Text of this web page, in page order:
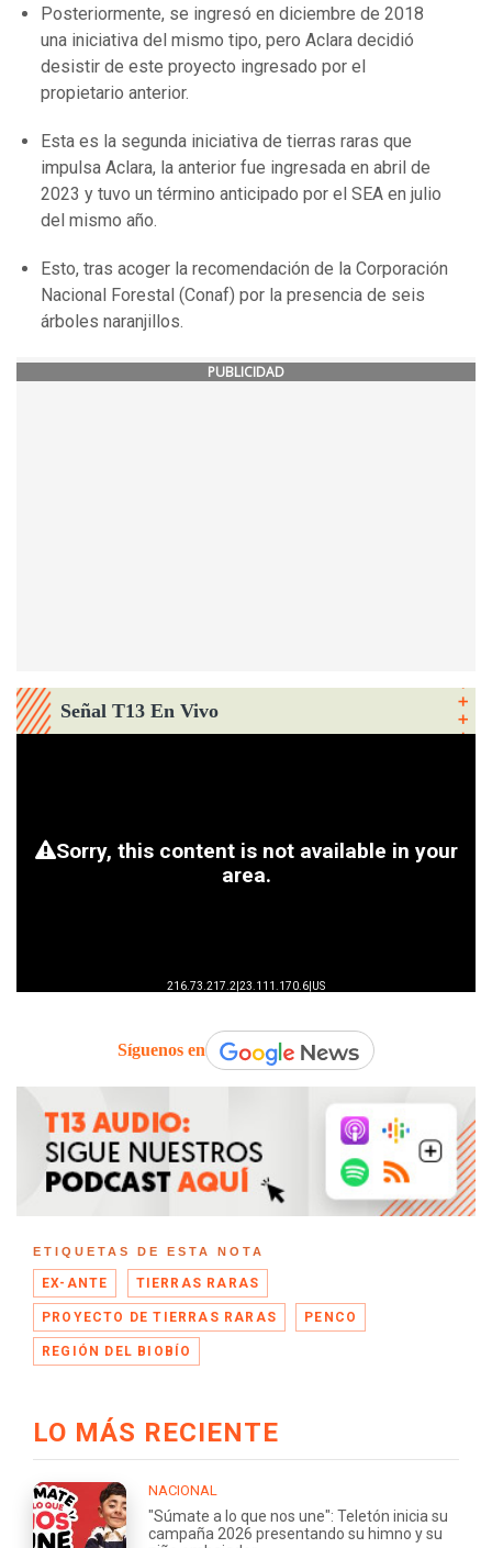
Posteriormente, se ingresó en diciembre de 2018
una iniciativa del mismo tipo, pero Aclara decidió
desistir de este proyecto ingresado por el
propietario anterior.
Esta es la segunda iniciativa de tierras raras que
impulsa Aclara, la anterior fue ingresada en abril de
2023 y tuvo un término anticipado por el SEA en julio
del mismo año.
Esto, tras acoger la recomendación de la Corporación
Nacional Forestal (Conaf) por la presencia de seis
árboles naranjillos.
PUBLICIDAD
Señal T13 En Vivo
Síguenos en
ETIQUETAS DE ESTA NOTA
EX-ANTE TIERRAS RARAS
PROYECTO DE TIERRAS RARAS PENCO
REGIÓN DEL BIOBÍO
LO MÁS RECIENTE
NACIONAL
"Súmate a lo que nos une": Teletón inicia su
campaña 2026 presentando su himno y su